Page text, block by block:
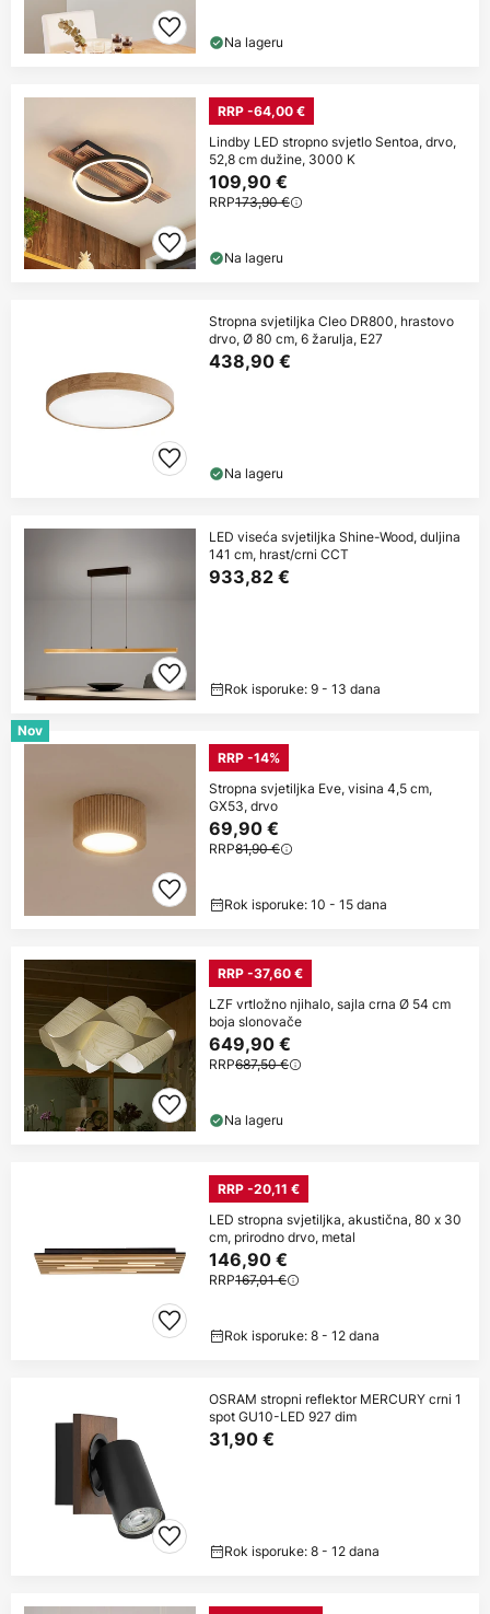
Na lageru
RRP -64,00 €
Lindby LED stropno svjetlo Sentoa, drvo,
52,8 cm dužine, 3000 K
109,90 €
RRP173,90 €
Na lageru
Stropna svjetiljka Cleo DR800, hrastovo
drvo, Ø 80 cm, 6 žarulja, E27
438,90 €
Na lageru
LED viseća svjetiljka Shine-Wood, duljina
141 cm, hrast/crni CCT
933,82 €
Rok isporuke: 9 - 13 dana
Nov
RRP -14%
Stropna svjetiljka Eve, visina 4,5 cm,
GX53, drvo
69,90 €
RRP81,90 €
Rok isporuke: 10 - 15 dana
RRP -37,60 €
LZF vrtložno njihalo, sajla crna Ø 54 cm
boja slonovače
649,90 €
RRP687,50 €
Na lageru
RRP -20,11 €
LED stropna svjetiljka, akustična, 80 x 30
cm, prirodno drvo, metal
146,90 €
RRP167,01 €
Rok isporuke: 8 - 12 dana
OSRAM stropni reflektor MERCURY crni 1
spot GU10-LED 927 dim
31,90 €
Rok isporuke: 8 - 12 dana